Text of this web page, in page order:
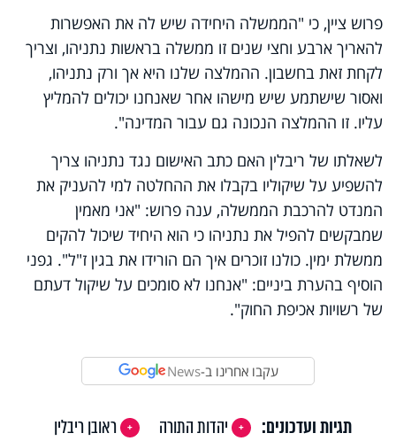
פרוש ציין, כי "הממשלה היחידה שיש לה את האפשרות
להאריך ארבע וחצי שנים זו ממשלה בראשות נתניהו, וצריך
לקחת זאת בחשבון. ההמלצה שלנו היא אך ורק נתניהו,
ואסור שישתמע שיש מישהו אחר שאנחנו יכולים להמליץ
עליו. זו ההמלצה הנכונה גם עבור המדינה".
לשאלתו של ריבלין האם כתב האישום נגד נתניהו צריך
להשפיע על שיקוליו בקבלו את ההחלטה למי להעניק את
המנדט להרכבת הממשלה, ענה פרוש: "אני מאמין
שמבקשים להפיל את נתניהו כי הוא היחיד שיכול להקים
ממשלת ימין. כולנו זוכרים איך הם הורידו את בגין ז"ל". גפני
הוסיף בהערת ביניים: "אנחנו לא סומכים על שיקול דעתם
של רשויות אכיפת החוק".
עקבו אחרינו ב-News
תגיות ועדכונים: יהדות התורה
ראובן ריבלין